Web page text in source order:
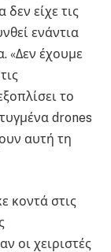
είχε τις
ενάντια
«Δεν έχουμε
το
drones
αυτή τη
κοντά στις
οι χειριστές